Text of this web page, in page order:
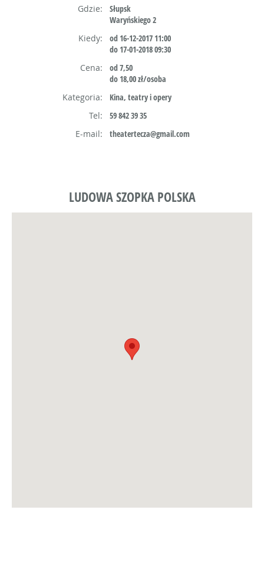
Gdzie:
Słupsk
Waryńskiego 2
Kiedy:
od 16-12-2017 11:00
do 17-01-2018 09:30
Cena:
od 7,50
do 18,00 zł/osoba
Kategoria:
Kina, teatry i opery
Tel:
59 842 39 35
E-mail:
theatertecza@gmail.com
LUDOWA SZOPKA POLSKA